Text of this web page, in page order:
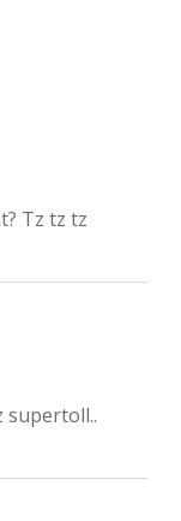
Tz tz tz
supertoll..